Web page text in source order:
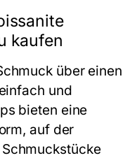
kaufen
über einen
und
bieten eine
auf der